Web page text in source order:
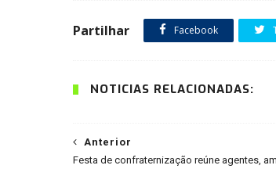
Partilhar Facebook
NOTÍCIAS RELACIONADAS:
Anterior
Festa de confraternização reúne agentes,